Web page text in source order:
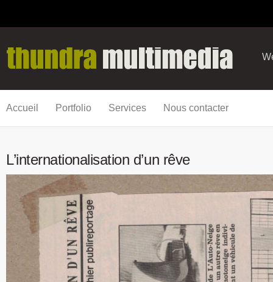
Accueil Portfolio Services Nous contacter
L’internationalisation d’un rêve